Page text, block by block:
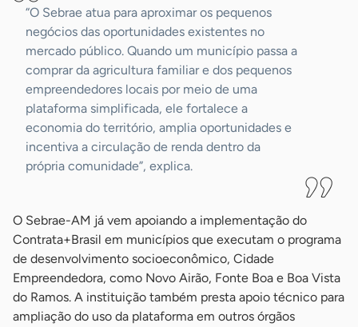
“O Sebrae atua para aproximar os pequenos
negócios das oportunidades existentes no
mercado público. Quando um município passa a
comprar da agricultura familiar e dos pequenos
empreendedores locais por meio de uma
plataforma simplificada, ele fortalece a
economia do território, amplia oportunidades e
incentiva a circulação de renda dentro da
própria comunidade”, explica.
O Sebrae-AM já vem apoiando a implementação do
Contrata+Brasil em municípios que executam o programa
de desenvolvimento socioeconômico, Cidade
Empreendedora, como Novo Airão, Fonte Boa e Boa Vista
do Ramos. A instituição também presta apoio técnico para
ampliação do uso da plataforma em outros órgãos